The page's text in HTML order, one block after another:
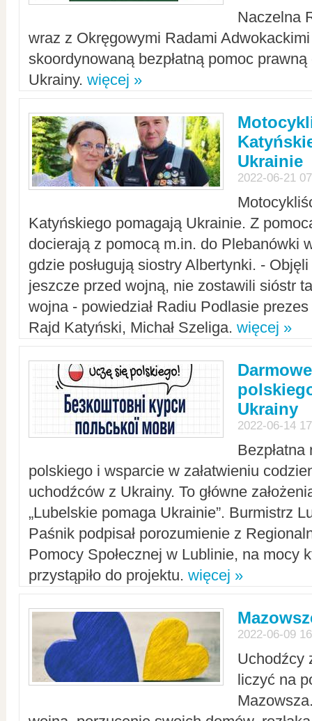
Naczelna
wraz z Okręgowymi Radami Adwokackimi
skoordynowaną bezpłatną pomoc
Ukrainy. więcej »
Ukrainie
2022-06-21
Katyńskiego pomagają Ukrainie. Z
docierają z pomocą m.in. do Plebanówki
gdzie posługują siostry Albertynki. -
jeszcze przed wojną, nie zostawili sióstr
wojna - powiedział Radiu Podlasie
Rajd Katyński, Michał Szeliga. więcej »
Ukrainy
2022-06-14
polskiego i wsparcie w załatwieniu
uchodźców z Ukrainy. To główne
„Lubelskie pomaga Ukrainie”. Burmistrz
Paśnik podpisał porozumienie z
Pomocy Społecznej w Lublinie, na mocy
przystąpiło do projektu. więcej »
2022-06-09
Uchodźcy
liczyć na